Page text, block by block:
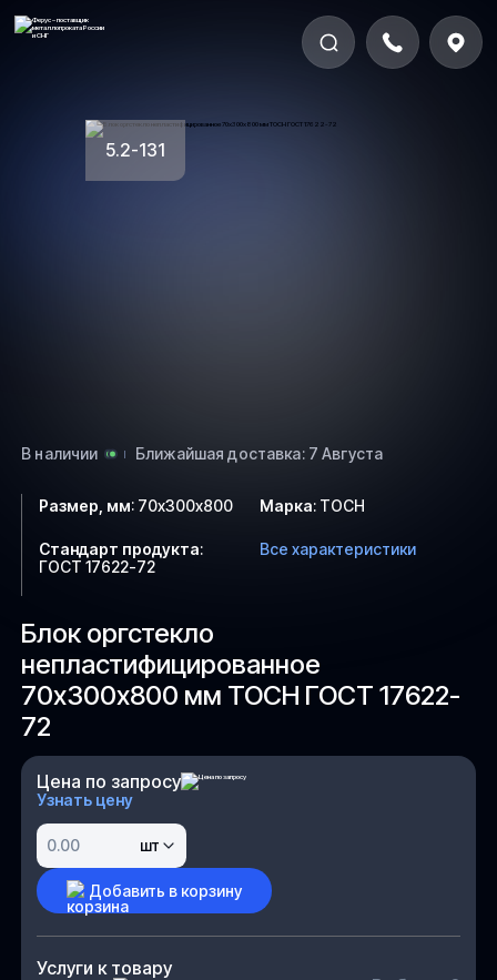
5.2-131
В наличии Ближайшая доставка: 7 Августа
Блок оргстекло
непластифицированное
70х300х800 мм ТОСН ГОСТ 17622-
72
Цена по запросу
Узнать цену
шт
Добавить в корзину
Услуги к товару
Размер, мм: 70х300х800 Марка: ТОСН
Стандарт продукта:
ГОСТ 17622-72
Все характеристики